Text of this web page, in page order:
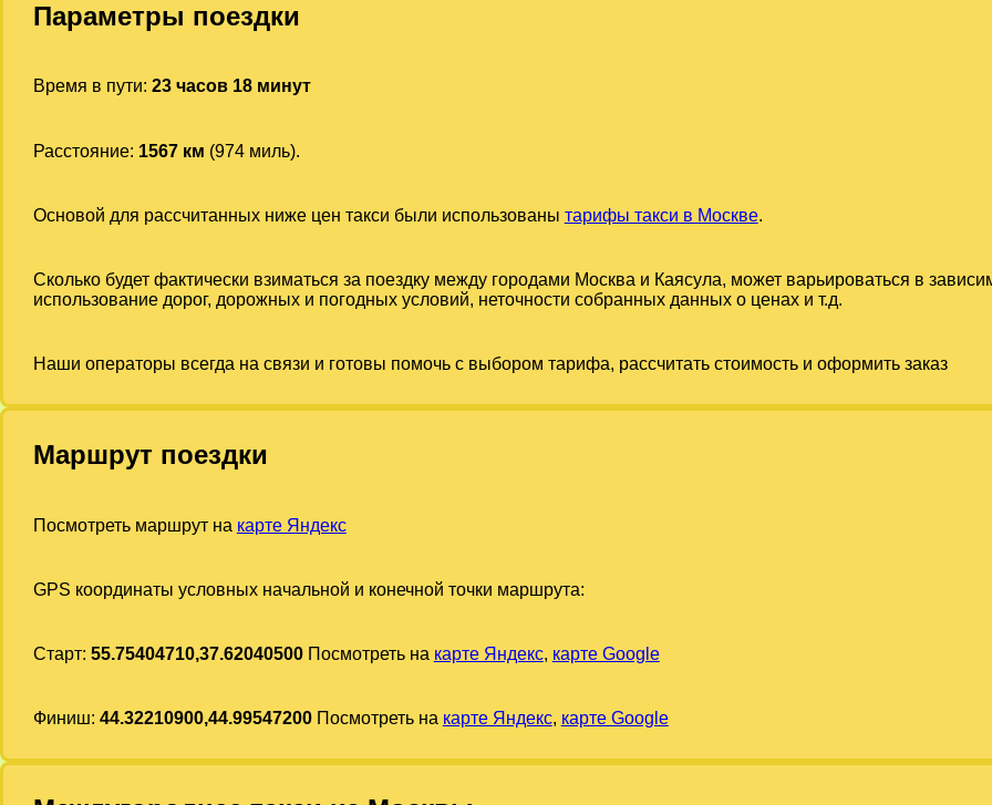
Параметры поездки
Время в пути: 23 часов 18 минут
Расстояние: 1567 км (974 миль).
Основой для рассчитанных ниже цен такси были использованы тарифы такси в Москве.
Сколько будет фактически взиматься за поездку между городами Москва и Каясула, может варьироваться в
использование дорог, дорожных и погодных условий, неточности собранных данных о ценах и т.д.
Наши операторы всегда на связи и готовы помочь с выбором тарифа, рассчитать стоимость и оформить заказ
Маршрут поездки
Посмотреть маршрут на карте Яндекс
GPS координаты условных начальной и конечной точки маршрута:
Старт: 55.75404710,37.62040500Посмотреть на карте Яндекс, карте Google
Финиш: 44.32210900,44.99547200Посмотреть на карте Яндекс, карте Google